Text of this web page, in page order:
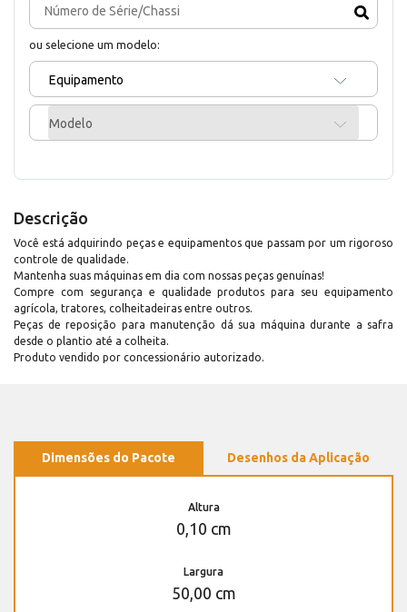
ou selecione um modelo:
Equipamento
Modelo
Descrição
Você está adquirindo peças e equipamentos que passam por um rigoroso
controle de qualidade.
Mantenha suas máquinas em dia com nossas peças genuínas!
Compre com segurança e qualidade produtos para seu equipamento
agrícola, tratores, colheitadeiras entre outros.
Peças de reposição para manutenção dá sua máquina durante a safra
desde o plantio até a colheita.
Produto vendido por concessionário autorizado.
Dimensões do Pacote Desenhos da Aplicação
Altura
0,10 cm
Largura
50,00 cm